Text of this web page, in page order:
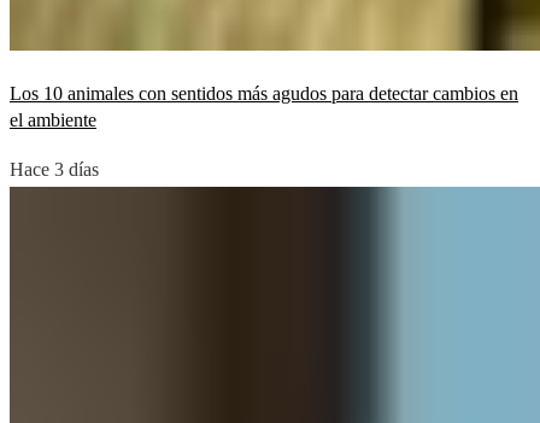
Los 10 animales con sentidos más agudos para detectar cambios en
el ambiente
Hace 3 días